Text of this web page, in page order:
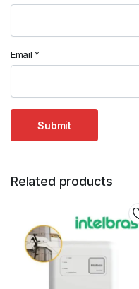
Email *
Related products